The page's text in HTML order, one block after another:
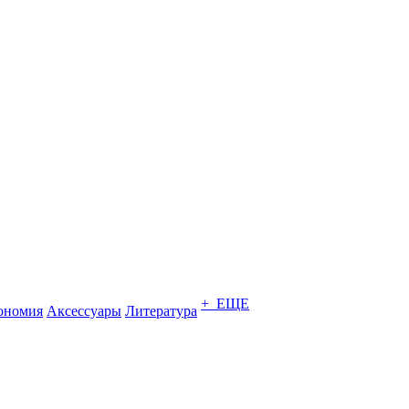
Аксессуары Литература + ЕЩЕ